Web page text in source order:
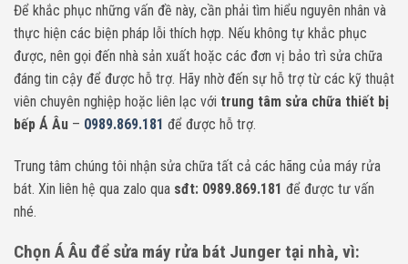
Để khắc phục những vấn đề này, cần phải tìm hiểu nguyên nhân và
thực hiện các biện pháp lỗi thích hợp. Nếu không tự khắc phục
được, nên gọi đến nhà sản xuất hoặc các đơn vị bảo trì sửa chữa
đáng tin cậy để được hỗ trợ. Hãy nhờ đến sự hỗ trợ từ các kỹ thuật
viên chuyên nghiệp hoặc liên lạc với trung tâm sửa chữa thiết bị
bếp Á Âu – 0989.869.181 để được hỗ trợ.
Trung tâm chúng tôi nhận sửa chữa tất cả các hãng của máy rửa
bát. Xin liên hệ qua zalo qua sđt: 0989.869.181 để được tư vấn
nhé.
Chọn Á Âu để sửa máy rửa bát Junger tại nhà, vì: